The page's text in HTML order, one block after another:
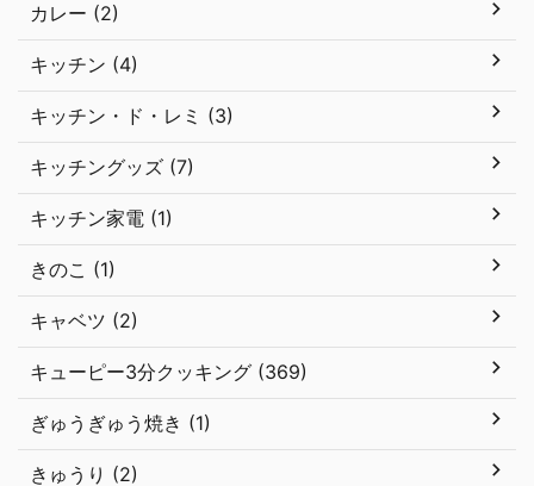
カレー (2)
キッチン (4)
キッチン・ド・レミ (3)
キッチングッズ (7)
キッチン家電 (1)
きのこ (1)
キャベツ (2)
キューピー3分クッキング (369)
ぎゅうぎゅう焼き (1)
きゅうり (2)